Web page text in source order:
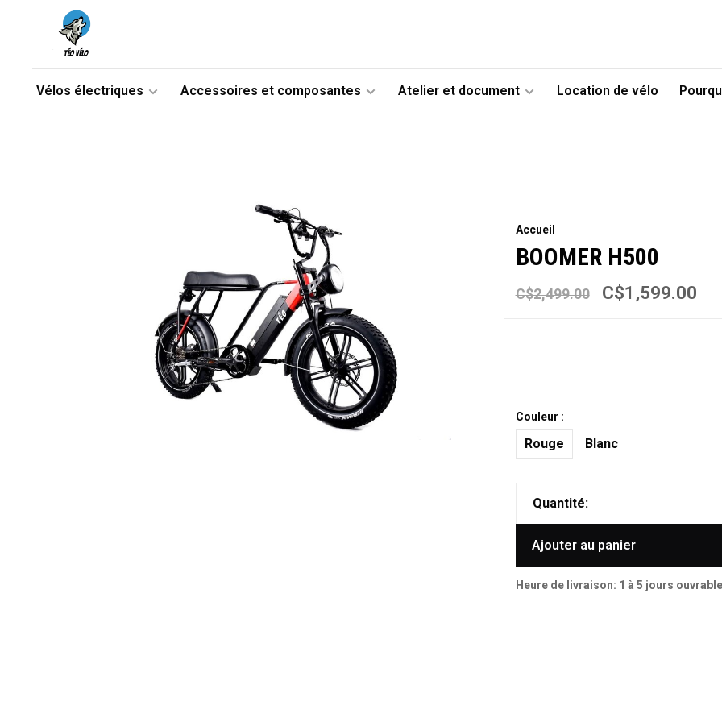
Vélos électriques Accessoires et composantes Atelier et document Location de vélo
Accueil
BOOMER H500
C$2,499.00 C$1,599.00
Couleur :
Rouge Blanc
Quantité:
Ajouter au panier
Heure de livraison: 1 à 5 jours